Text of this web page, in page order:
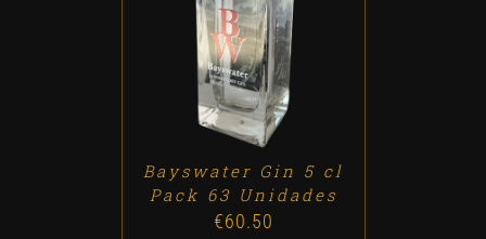
ADD TO CART / DETALLES
Bayswater Gin 5 cl
Pack 63 Unidades
€60.50